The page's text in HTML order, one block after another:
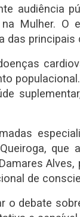
audiência
Mulher.
de
debate